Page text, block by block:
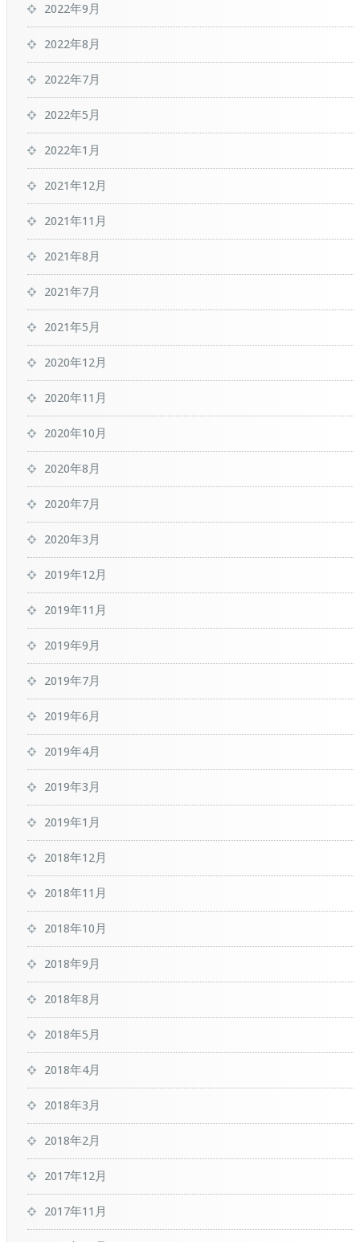
2022年9月
2022年8月
2022年7月
2022年5月
2022年1月
2021年12月
2021年11月
2021年8月
2021年7月
2021年5月
2020年12月
2020年11月
2020年10月
2020年8月
2020年7月
2020年3月
2019年12月
2019年11月
2019年9月
2019年7月
2019年6月
2019年4月
2019年3月
2019年1月
2018年12月
2018年11月
2018年10月
2018年9月
2018年8月
2018年5月
2018年4月
2018年3月
2018年2月
2017年12月
2017年11月